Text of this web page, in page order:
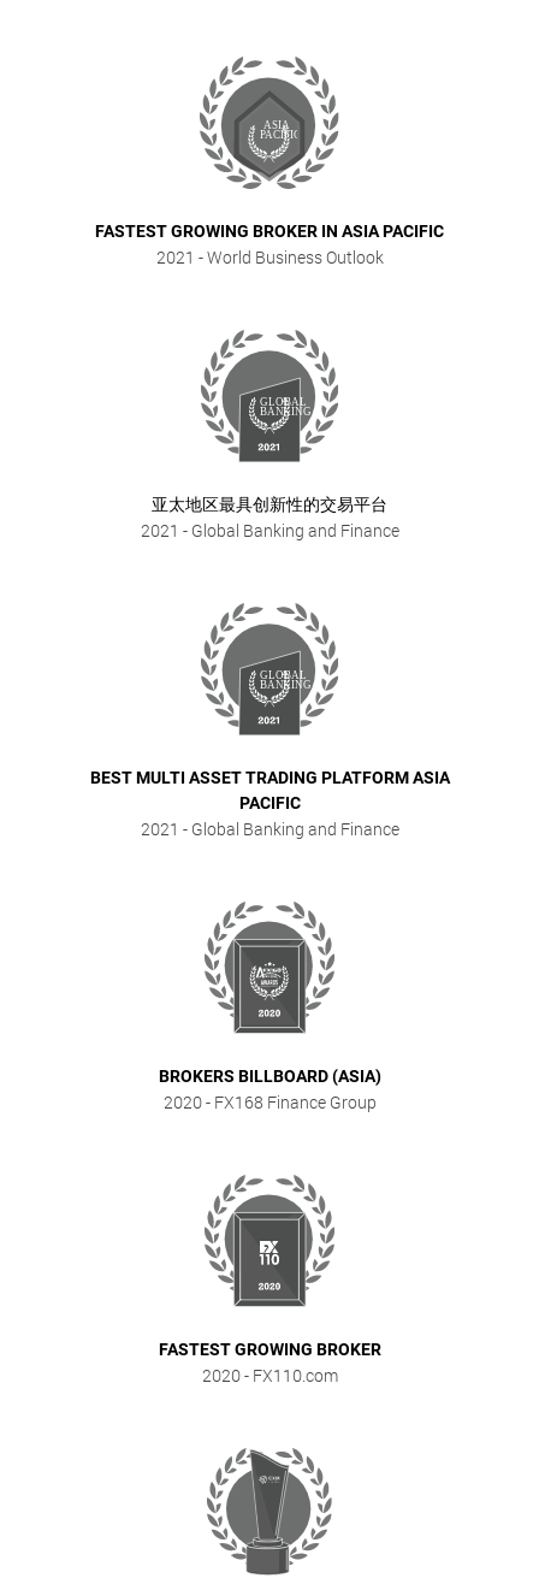
FASTEST GROWING BROKER IN ASIA PACIFIC
2021 - World Business Outlook
亚太地区最具创新性的交易平台
2021 - Global Banking and Finance
BEST MULTI ASSET TRADING PLATFORM ASIA
PACIFIC
2021 - Global Banking and Finance
BROKERS BILLBOARD (ASIA)
2020- FX168 Finance Group
FASTEST GROWING BROKER
2020- FX110.com